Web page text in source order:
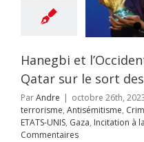
terrorisme
Crimes
à la haine Iran
ORIENT
Hanegbi et
Qatar sur le sort
ParAndre | octobre 26th,
terrorisme, Antisémitisme,
ETATS-UNIS, Gaza, Incitation à
Commentaires